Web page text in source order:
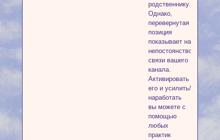
родственнику.
Однако,
перевернутая
позиция
показывает на
непостоянство
связи вашего
канала.
Активировать
его и усилить/
наработать
вы можете с
помощью
любых
практик